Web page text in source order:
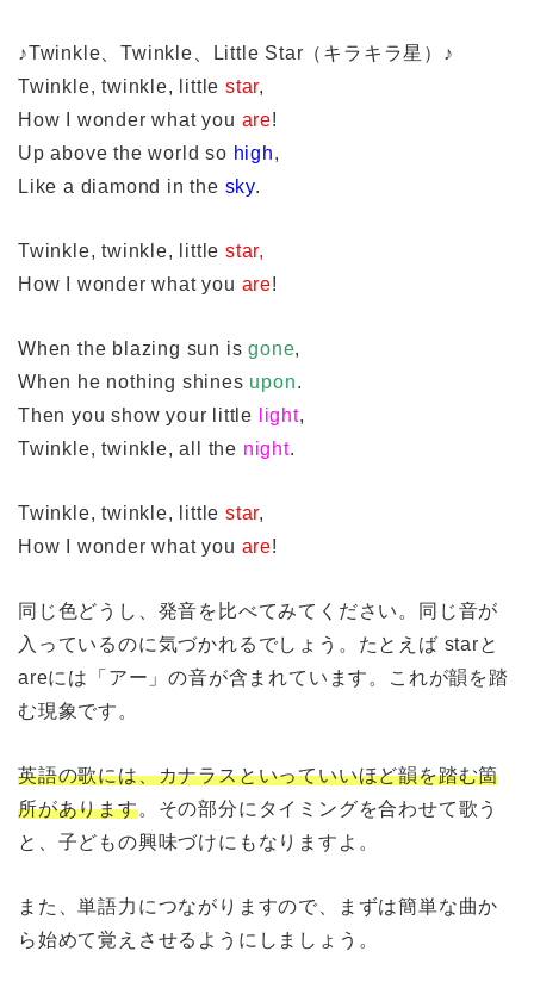
♪Twinkle、Twinkle、Little Star（キラキラ星）♪
Twinkle, twinkle, littlestar,
How I wonder what you are!
Up above the world so high,
Like a diamond in the sky.
Twinkle, twinkle, littlestar,
How I wonder what you are!
When the blazing sun isgone,
When he nothing shines upon.
Then you show your little light,
Twinkle, twinkle, all the night.
Twinkle, twinkle, littlestar,
How I wonder what you are!
同じ色どうし、発音を比べてみてください。同じ音が
入っているのに気づかれるでしょう。たとえば starと
areには「アー」の音が含まれています。これが韻を踏
む現象です。
英語の歌には、カナラスといっていいほど韻を踏む箇
所があります。その部分にタイミングを合わせて歌う
と、子どもの興味づけにもなりますよ。
また、単語力につながりますので、まずは簡単な曲か
ら始めて覚えさせるようにしましょう。